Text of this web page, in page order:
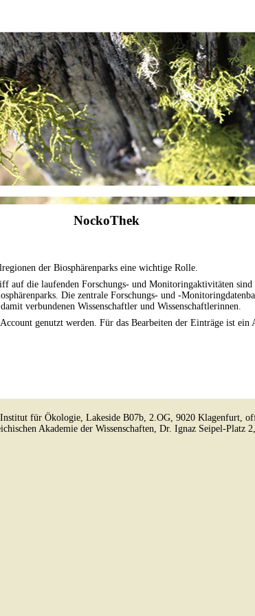
NockoThek
der Biosphärenparks eine wichtige Rolle.
auf die laufenden Forschungs- und Monitoringaktivitäten sind
Die zentrale Forschungs- und -
verbundenen Wissenschaftler und Wissenschaftlerinnen.
genutzt werden. Für das Bearbeiten der Einträge ist ein
für Ökologie, Lakeside B07b, 2.OG, 9020 Klagenfurt,
Akademie der Wissenschaften, Dr. Ignaz Seipel-Platz